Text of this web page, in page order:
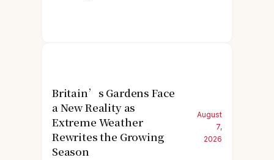
Britain’s Gardens Face
a New Reality as
Extreme Weather
Rewrites the Growing
Season
August
7,
2026